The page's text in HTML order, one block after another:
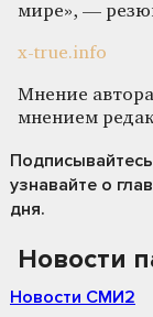
мире», —
x-true.info
Мнение
мнением
узнавайте о
дня.
Новости
Новости СМИ2